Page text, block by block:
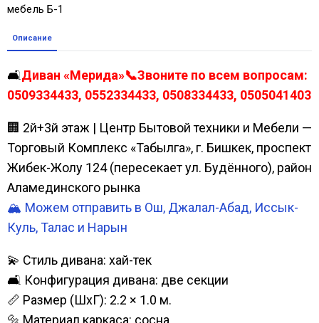
мебель Б-1
Описание
🛋️Диван «Мерида»📞Звоните по всем вопросам:
0509334433, 0552334433, 0508334433, 0505041403
🏢 2й+3й этаж | Центр Бытовой техники и Мебели —
Торговый Комплекс «Табылга», г. Бишкек, проспект
Жибек-Жолу 124 (пересекает ул. Будённого), район
Аламединского рынка
🏔️ Можем отправить в Ош, Джалал-Абад, Иссык-
Куль, Талас и Нарын
💫 Стиль дивана: хай-тек
🛋️ Конфигурация дивана: две секции
📏 Размер (ШхГ): 2.2 × 1.0 м.
🔩 Материал каркаса: сосна